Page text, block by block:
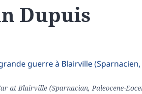
Dupuis
guerre à Blairville
at Blairville (Sparnacian, Paleocene-